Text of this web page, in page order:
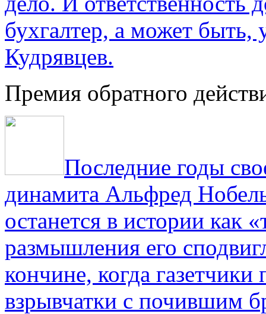
бухгалтер, а может быть,
Кудрявцев.
Премия обратного
Последние годы
динамита Альфред
останется в истории как
размышления его
кончине, когда газетчики
взрывчатки с почившим